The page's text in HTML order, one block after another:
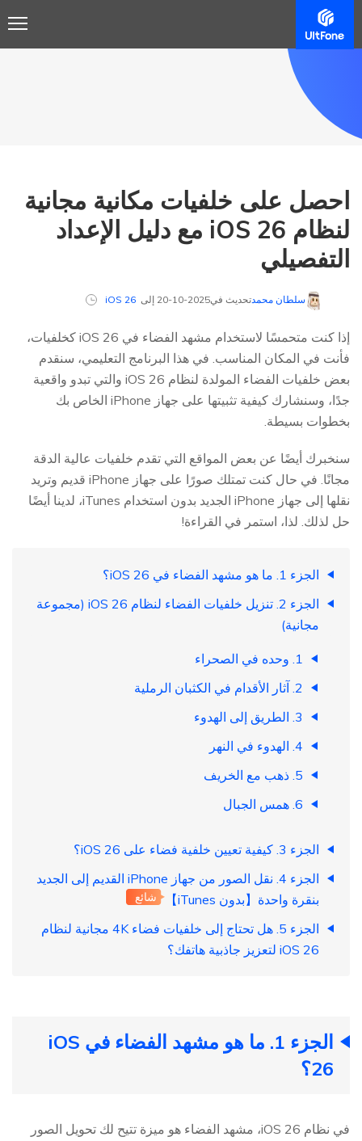
احصل على خلفيات مكانية مجانية
لنظام iOS 26 مع دليل الإعداد
التفصيلي
سلطان محمدتحديث في2025-10-20 إلى iOS 26
إذا كنت متحمسًا لاستخدام مشهد الفضاء في iOS 26 كخلفيات،
فأنت في المكان المناسب. في هذا البرنامج التعليمي، سنقدم
بعض خلفيات الفضاء المولدة لنظام iOS 26 والتي تبدو واقعية
جدًا، وسنشارك كيفية تثبيتها على جهاز iPhone الخاص بك
بخطوات بسيطة.
سنخبرك أيضًا عن بعض المواقع التي تقدم خلفيات عالية الدقة
مجانًا. في حال كنت تمتلك صورًا على جهاز iPhone قديم وتريد
نقلها إلى جهاز iPhone الجديد بدون استخدام iTunes، لدينا أيضًا
حل لذلك. لذا، استمر في القراءة!
الجزء 1. ما هو مشهد الفضاء في iOS 26؟
الجزء 2. تنزيل خلفيات الفضاء لنظام iOS 26 (مجموعة
مجانية)
1. وحده في الصحراء
2. آثار الأقدام في الكثبان الرملية
3. الطريق إلى الهدوء
4. الهدوء في النهر
5. ذهب مع الخريف
6. همس الجبال
الجزء 3. كيفية تعيين خلفية فضاء على iOS 26؟
الجزء 4. نقل الصور من جهاز iPhone القديم إلى الجديد
بنقرة واحدة【بدون iTunes】
شائع
الجزء 5. هل تحتاج إلى خلفيات فضاء 4K مجانية لنظام
iOS 26 لتعزيز جاذبية هاتفك؟
الجزء 1. ما هو مشهد الفضاء في iOS
26؟
في نظام iOS 26، مشهد الفضاء هو ميزة تتيح لك تحويل الصور